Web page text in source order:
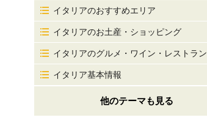
イタリアのおすすめエリア
イタリアのお土産・ショッピング
イタリアのグルメ・ワイン・レストラン
イタリア基本情報
他のテーマも見る